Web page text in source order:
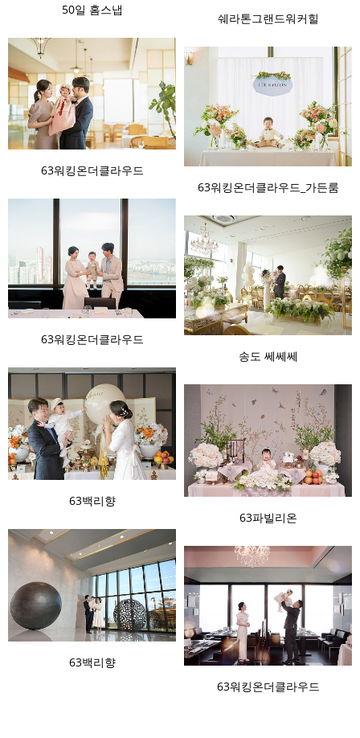
50일 홈스냅
쉐라톤그랜드워커힐
63워킹온더클라우드
63워킹온더클라우드_가든룸
63워킹온더클라우드
송도 쎄쎄쎄
63백리향
63파빌리온
63백리향
63워킹온더클라우드